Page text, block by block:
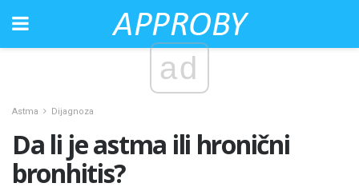
ad
Astma Dijagnoza
Da li je astma ili hronični
bronhitis?